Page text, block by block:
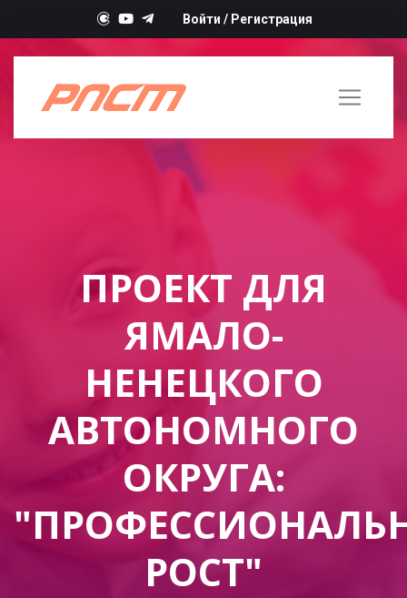
Войти / Регистрация
ПРОЕКТ ДЛЯ
ЯМАЛО-
НЕНЕЦКОГО
АВТОНОМНОГО
ОКРУГА:
РОСТ"